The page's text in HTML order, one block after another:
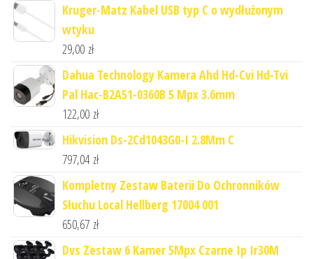
Kruger-Matz Kabel USB typ C o wydłużonym
wtyku
29,00 zł
Dahua Technology Kamera Ahd Hd-Cvi Hd-Tvi
Pal Hac-B2A51-0360B 5 Mpx 3.6mm
122,00 zł
Hikvision Ds-2Cd1043G0-I 2.8Mm C
797,04 zł
Kompletny Zestaw Baterii Do Ochronników
Słuchu Local Hellberg 17004 001
650,67 zł
Dvs Zestaw 6 Kamer 5Mpx Czarne Ip Ir30M